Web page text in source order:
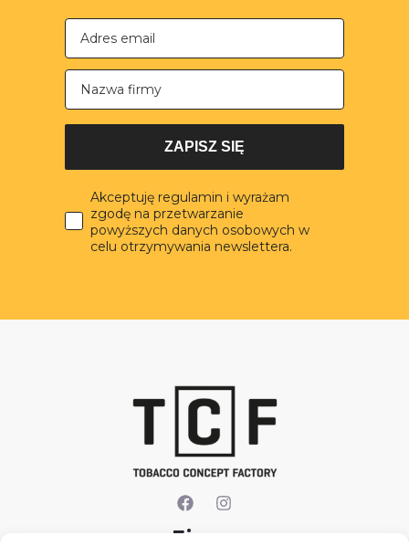
Nazwa firmy
ZAPISZ SIĘ
Akceptuję regulamin i wyrażam
zgodę na przetwarzanie
powyższych danych osobowych w
celu otrzymywania newslettera.
Firma